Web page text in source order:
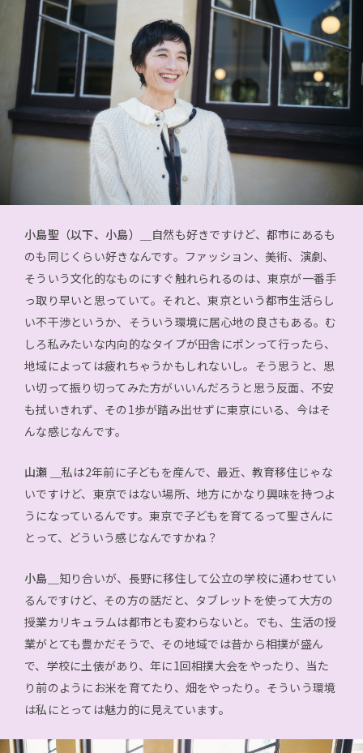
小島聖（以下、小島）＿ 自然も好きですけど、都市にあるも
のも同じくらい好きなんです。ファッション、美術、演劇、
そういう文化的なものにすぐ触れられるのは、東京が一番手
っ取り早いと思っていて。それと、東京という都市生活らし
い不干渉というか、そういう環境に居心地の良さもある。む
しろ私みたいな内向的なタイプが田舎にポンって行ったら、
地域によっては疲れちゃうかもしれないし。そう思うと、思
い切って振り切ってみた方がいいんだろうと思う反面、不安
も拭いきれず、その1歩が踏み出せずに東京にいる、今はそ
んな感じなんです。
山瀬 ＿私は2年前に子どもを産んで、最近、教育移住じゃな
いですけど、東京ではない場所、地方にかなり興味を持つよ
うになっているんです。東京で子どもを育てるって聖さんに
とって、どういう感じなんですかね？
小島＿ 知り合いが、長野に移住して公立の学校に通わせてい
るんですけど、その方の話だと、タブレットを使って大方の
授業カリキュラムは都市とも変わらないと。でも、生活の授
業がとても豊かだそうで、その地域では昔から相撲が盛ん
で、学校に土俵があり、年に1回相撲大会をやったり、当た
り前のようにお米を育てたり、畑をやったり。そういう環境
は私にとっては魅力的に見えています。